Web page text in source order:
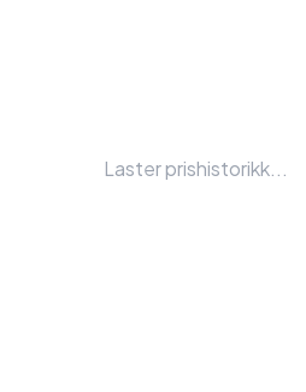
Laster prishistorikk...